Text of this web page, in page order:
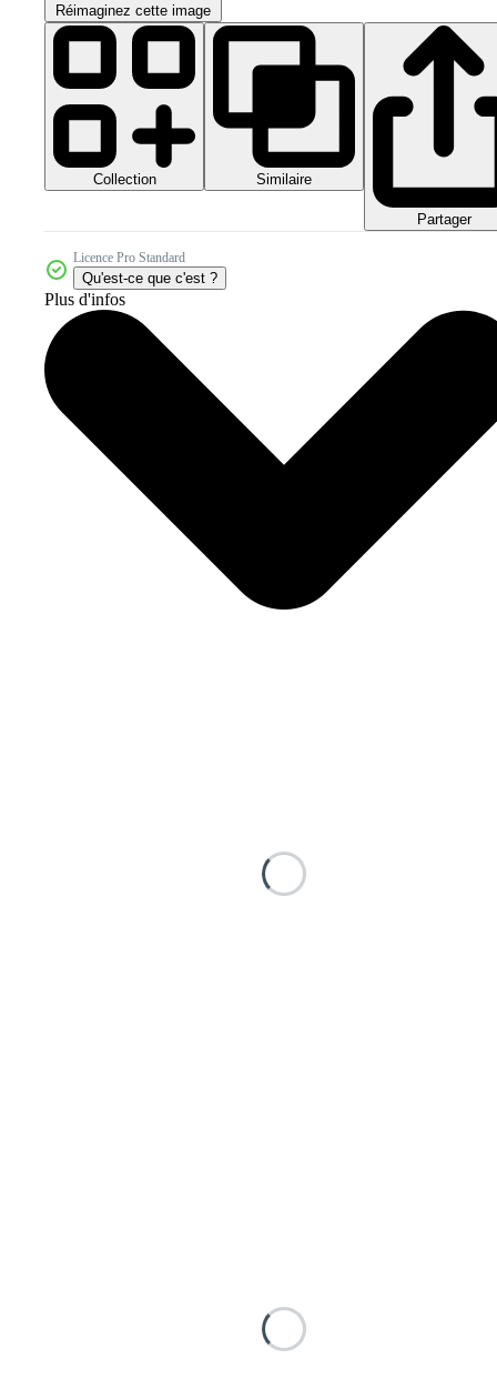
Réimaginez cette image
Collection Similaire
Partager
Licence Pro Standard
Qu'est-ce que c'est ?
Plus d'infos